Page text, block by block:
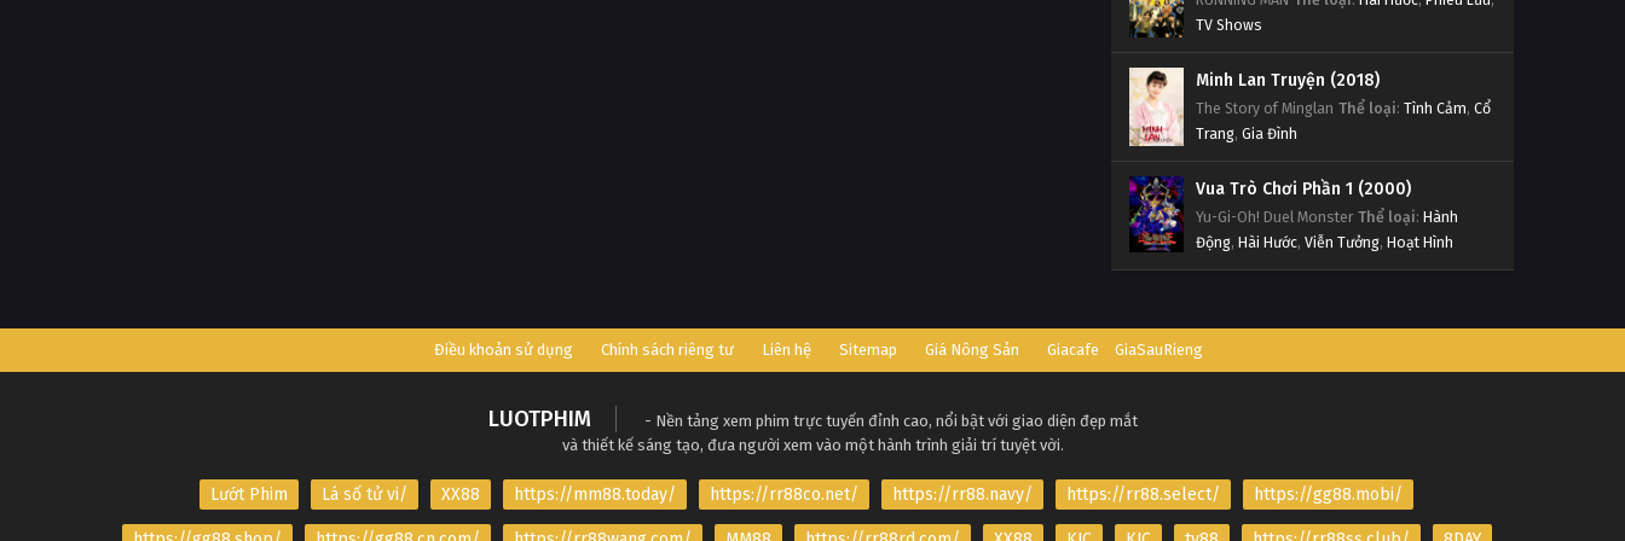
TV Shows
Minh Lan Truyện (2018)
The Story of Minglan Thể loại: Tình Cảm, Cổ
Trang, Gia Đình
Vua Trò Chơi Phần 1 (2000)
Yu-Gi-Oh! Duel Monster Thể loại: Hành
Động, Hài Hước, Viễn Tưởng, Hoạt Hình
Điều khoản sử dụng Chính sách riêng tư Liên hệ Sitemap Giá Nông Sản Giacafe GiaSauRieng
LUOTPHIM
- Nền tảng xem phim trực tuyến đỉnh cao, nổi bật với giao diện đẹp mắt
và thiết kế sáng tạo, đưa người xem vào một hành trình giải trí tuyệt vời.
Lướt Phim Lá số tử vi/ XX88 https://mm88.today/ https://rr88co.net/ https://rr88.navy/ https://rr88.select/ https://gg88.mobi/